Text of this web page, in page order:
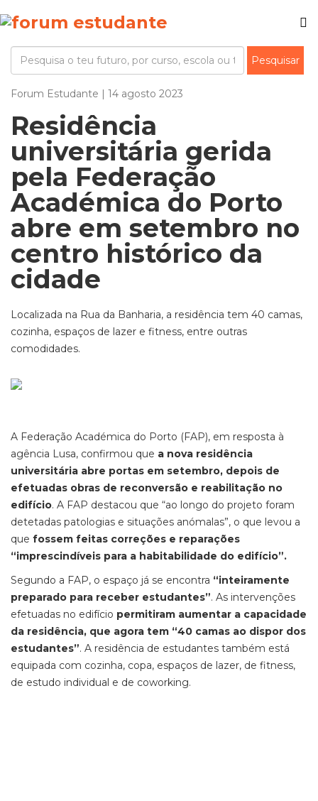
Forum Estudante | 14 agosto 2023
Residência
universitária gerida
pela Federação
Académica do Porto
abre em setembro no
centro histórico da
cidade
Localizada na Rua da Banharia, a residência tem 40 camas,
cozinha, espaços de lazer e fitness, entre outras
comodidades.
A Federação Académica do Porto (FAP), em resposta à
agência Lusa, confirmou que a nova residência
universitária abre portas em setembro, depois de
efetuadas obras de reconversão e reabilitação no
edifício. A FAP destacou que “ao longo do projeto foram
detetadas patologias e situações anómalas”, o que levou a
que fossem feitas correções e reparações
“imprescindíveis para a habitabilidade do edifício”.
Segundo a FAP, o espaço já se encontra “inteiramente
preparado para receber estudantes”. As intervenções
efetuadas no edifício permitiram aumentar a capacidade
da residência, que agora tem “40 camas ao dispor dos
estudantes”. A residência de estudantes também está
equipada com cozinha, copa, espaços de lazer, de fitness,
de estudo individual e de coworking.